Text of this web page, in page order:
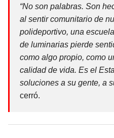
“No son palabras. Son
al sentir comunitario de
polideportivo, una
de luminarias pierde
como algo propio, como
calidad de vida. Es el
soluciones a su gente, a
cerró.